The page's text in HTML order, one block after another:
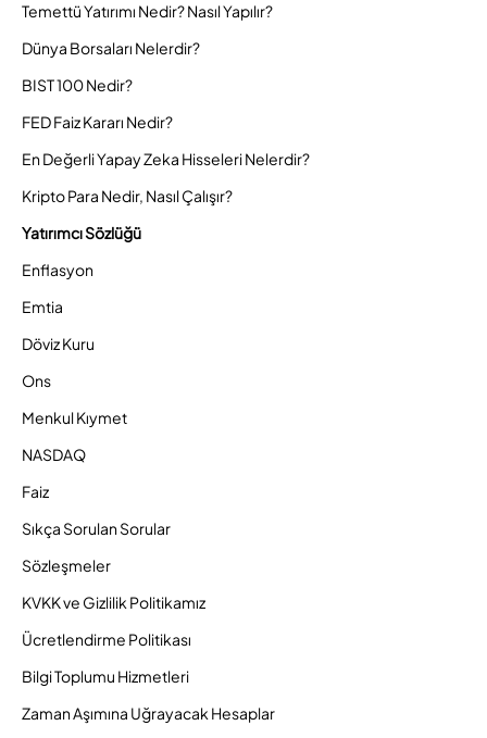
Temettü Yatırımı Nedir? Nasıl Yapılır?
Dünya Borsaları Nelerdir?
BIST 100 Nedir?
FED Faiz Kararı Nedir?
En Değerli Yapay Zeka Hisseleri Nelerdir?
Kripto Para Nedir, Nasıl Çalışır?
Yatırımcı Sözlüğü
Enflasyon
Emtia
Döviz Kuru
Ons
Menkul Kıymet
NASDAQ
Faiz
Sıkça Sorulan Sorular
Sözleşmeler
KVKK ve Gizlilik Politikamız
Ücretlendirme Politikası
Bilgi Toplumu Hizmetleri
Zaman Aşımına Uğrayacak Hesaplar